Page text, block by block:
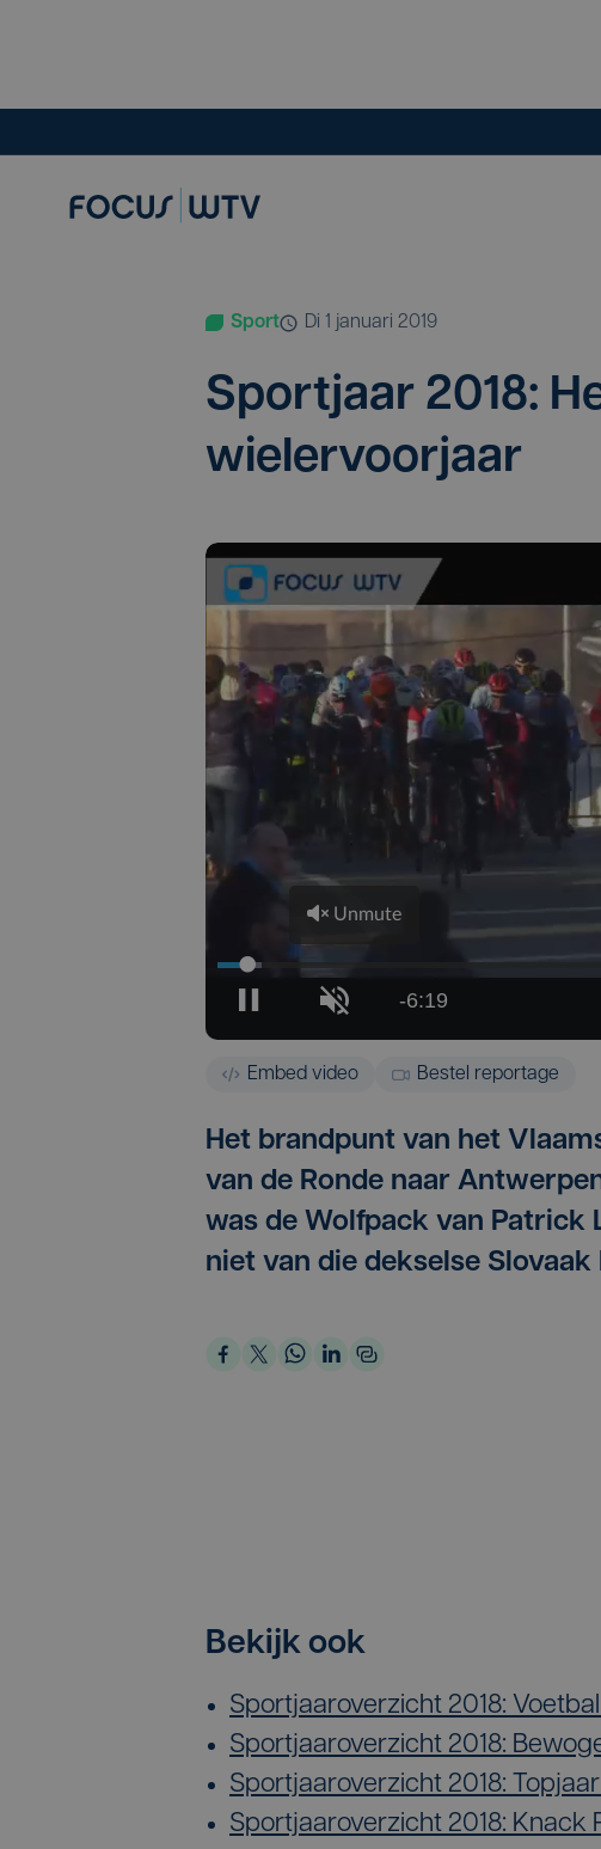
Sport di 1 januari 2019
Sport­jaar 2018:
wielervoorjaar
Embed video Bestel reportage
Het brandpunt van het
van de Ronde naar
was de Wolfpack van Patrick
niet van die dekselse
Bekijk ook
Sportjaaroverzicht 2018:
Sportjaaroverzicht 2018:
Sportjaaroverzicht 2018:
Sportjaaroverzicht 2018: Knack